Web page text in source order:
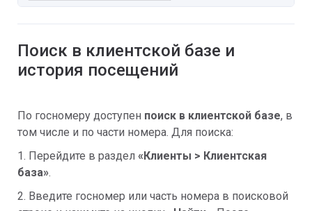
Поиск в клиентской базе и
история посещений
По госномеру доступен поиск в клиентской базе, в
том числе и по части номера. Для поиска:
1. Перейдите в раздел «Клиенты > Клиентская
база».
2. Введите госномер или часть номера в поисковой